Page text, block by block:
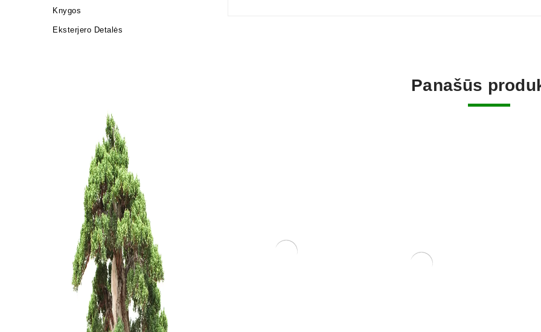
Panašūs
Knygos
Eksterjero Detalės